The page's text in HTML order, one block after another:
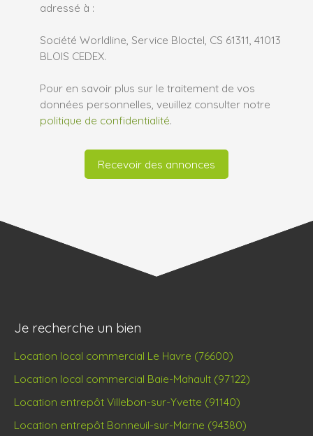
adressé à :
Société Worldline, Service Bloctel, CS 61311, 41013
BLOIS CEDEX.
Pour en savoir plus sur le traitement de vos
données personnelles, veuillez consulter notre
politique de confidentialité.
Recevoir des annonces
Je recherche un bien
Location local commercial Le Havre (76600)
Location local commercial Baie-Mahault (97122)
Location entrepôt Villebon-sur-Yvette (91140)
Location entrepôt Bonneuil-sur-Marne (94380)